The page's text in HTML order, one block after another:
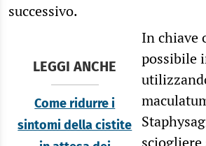
successivo.
LEGGI ANCHE
Come ridurre i
sintomi della cistite
In chiave
possibile